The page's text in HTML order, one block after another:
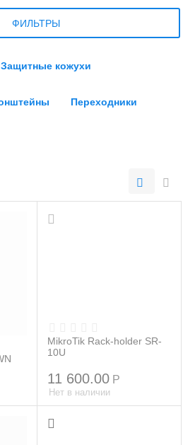
ФИЛЬТРЫ
Защитные кожухи
Переходники
MikroTik Rack-holder SR-
10U
11 600.00 Р
Нет в наличии